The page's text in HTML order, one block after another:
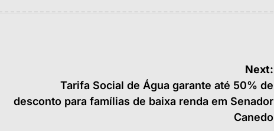
Next:
Tarifa Social de Água garante até 50% de
desconto para famílias de baixa renda em Senador
Canedo